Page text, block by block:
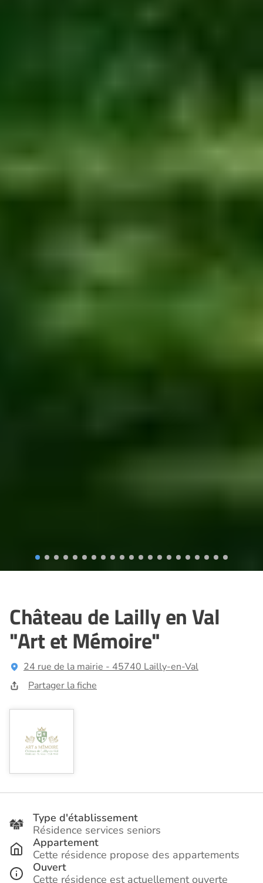
Château de Lailly en Val
"Art et Mémoire"
24 rue de la mairie - 45740 Lailly-en-Val
Partager la fiche
Type d'établissement
Résidence services seniors
Appartement
Cette résidence propose des appartements
Ouvert
Cette résidence est actuellement ouverte